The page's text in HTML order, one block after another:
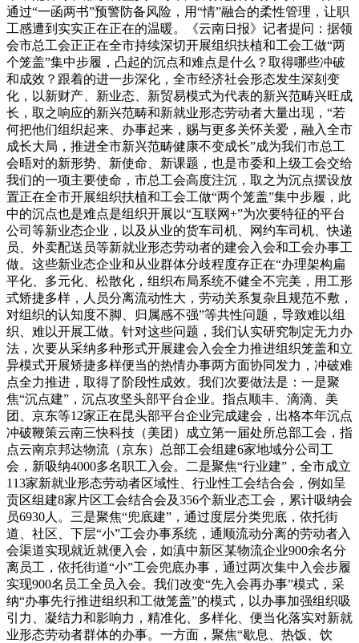
通过“一函两书”预警防备风险，用“情”融合的柔性管理，让职
工感遭到实实正在正在的温暖。《云南日报》记者提问：据领
会市总工会正正在全市持续深切开展组织扶植和工会工做“两
个笼盖”集中步履，凸起的沉点和难点是什么？取得哪些冲破
和成效？跟着的进一步深化，全市经济社会形态发生深刻变
化，以新财产、新业态、新贸易模式为代表的新兴范畴兴旺成
长，取之响应的新兴范畴和新就业形态劳动者大量出现，“若
何把他们组织起来、办事起来，赐与更多关怀关爱，融入全市
成长大局，推进全市新兴范畴健康不变成长”成为我们市总工
会晤对的新形势、新使命、新课题，也是市委和上级工会交给
我们的一项主要使命，市总工会高度注沉，取之为沉点摆设放
置正在全市开展组织扶植和工会工做“两个笼盖”集中步履，此
中的沉点也是难点是组织开展以“互联网+”为次要特征的平台
公司等新业态企业，以及从业的货车司机、网约车司机、快递
员、外卖配送员等新就业形态劳动者的建会入会和工会办事工
做。这些新业态企业和从业群体分歧程度存正在“办理架构扁
平化、多元化、松散化，组织布局系统不健全不完美，用工形
式矫捷多样，人员分离流动性大，劳动关系复杂且规范不敷，
对组织的认知度不脚、归属感不强”等共性问题，导致难以组
织、难以开展工做。针对这些问题，我们认实研究制定无力办
法，次要从采纳多种形式开展建会入会全力推进组织笼盖和立
异模式开展矫捷多样便当的热情办事两方面协同发力，冲破难
点全力推进，取得了阶段性成效。我们次要做法是：一是聚
焦“沉点建”，沉点攻坚头部平台企业。指点顺丰、滴滴、美
团、京东等12家正在昆头部平台企业完成建会，出格本年沉点
冲破鞭策云南三快科技（美团）成立第一届处所总部工会，指
点云南京邦达物流（京东）总部工会组建6家地域分公司工
会，新吸纳4000多名职工入会。二是聚焦“行业建”，全市成立
113家新就业形态劳动者区域性、行业性工会结合会，例如呈
贡区组建8家片区工会结合会及356个新业态工会，累计吸纳会
员6930人。三是聚焦“兜底建”，通过度层分类兜底，依托街
道、社区、下层“小”工会办事系统，通顺流动分离的劳动者入
会渠道实现就近就便入会，如滇中新区某物流企业900余名分
离员工，依托街道“小”工会兜底办事，通过两次集中入会步履
实现900名员工全员入会。我们改变“先入会再办事”模式，采
纳“办事先行推进组织和工做笼盖”的模式，以办事加强组织吸
引力、凝结力和影响力，精准化、多样化、便当化落实对新就
业形态劳动者群体的办事。一方面，聚焦“歇息、热饭、饮